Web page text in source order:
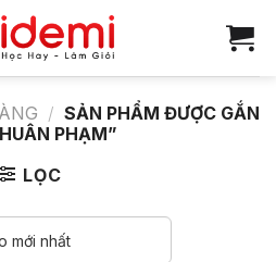
/ SẢN PHẨM ĐƯỢC GẮN
PHẠM”
LỌC